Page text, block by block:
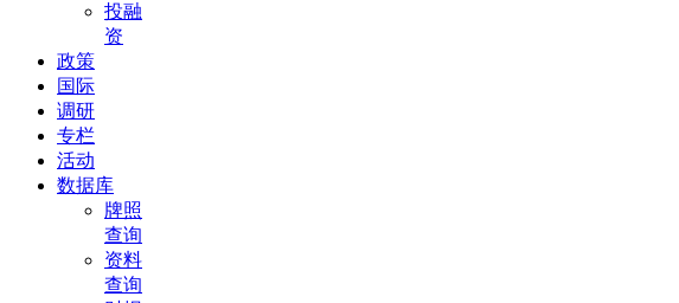
投融
资
政策
国际
调研
专栏
活动
数据库
牌照
查询
资料
查询